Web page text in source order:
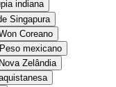
indiana
Singapura
Coreano
mexicano
Zelândia